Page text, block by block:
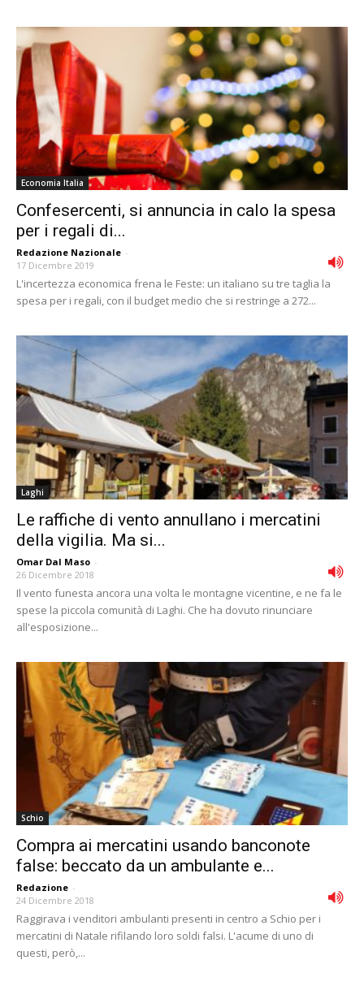
Economia Italia
Confesercenti, si annuncia in calo la spesa
per i regali di...
Redazione Nazionale -
17 Dicembre 2019
L'incertezza economica frena le Feste: un italiano su tre taglia la
spesa per i regali, con il budget medio che si restringe a 272...
Laghi
Le raffiche di vento annullano i mercatini
della vigilia. Ma si...
Omar Dal Maso -
26 Dicembre 2018
Il vento funesta ancora una volta le montagne vicentine, e ne fa le
spese la piccola comunità di Laghi. Che ha dovuto rinunciare
all'esposizione...
Schio
Compra ai mercatini usando banconote
false: beccato da un ambulante e...
Redazione -
24 Dicembre 2018
Raggirava i venditori ambulanti presenti in centro a Schio per i
mercatini di Natale rifilando loro soldi falsi. L'acume di uno di
questi, però,...